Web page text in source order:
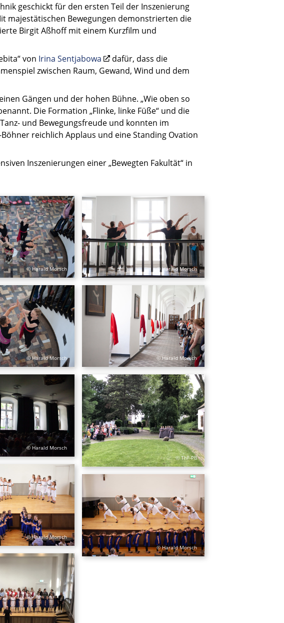
geschickt für den ersten Teil der Inszenierung
majestätischen Bewegungen demonstrierten die
Birgit Aßhoff mit einem Kurzfilm und
von Irina Sentjabowa
dafür, dass die
zwischen Raum, Gewand, Wind und dem
Gängen und der hohen Bühne. „Wie oben so
Die Formation „Flinke, linke Füße“ und die
und Bewegungsfreude und konnten im
reichlich Applaus und eine Standing Ovation
Inszenierungen einer „Bewegten Fakultät“ in
© Harald Morsch © Harald Morsch
© Harald Morsch © Harald Morsch
© Harald Morsch
© ThF-PB
© Harald Morsch
© Harald Morsch